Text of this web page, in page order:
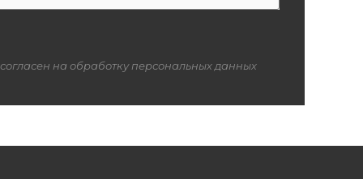
на обработку персональных данных